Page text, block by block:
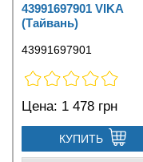
43991697901 VIKA
(Тайвань)
43991697901
Цена: 1 478 грн
КУПИТЬ